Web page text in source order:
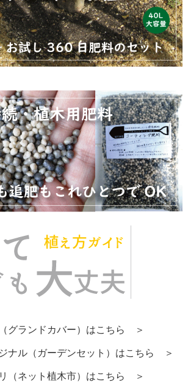
グランドカバー）はこちら ＞
ナル（ガーデンセット）はこちら ＞
（ネット植木市）はこちら ＞